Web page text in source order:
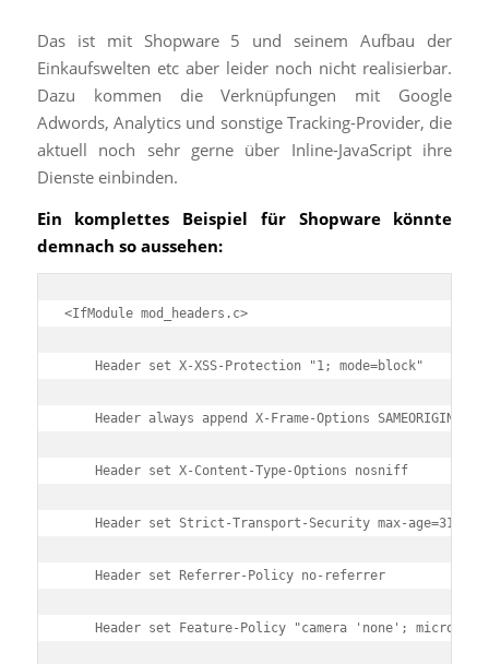
Das ist mit Shopware 5 und seinem Aufbau der
Einkaufswelten etc aber leider noch nicht realisierbar.
Dazu kommen die Verknüpfungen mit Google
Adwords, Analytics und sonstige Tracking-Provider, die
aktuell noch sehr gerne über Inline-JavaScript ihre
Dienste einbinden.
Ein komplettes Beispiel für Shopware könnte
demnach so aussehen:
<IfModule mod_headers.c>
    Header set X-XSS-Protection "1; mode=block"
    Header always append X-Frame-Options SAMEORIGIN
    Header set X-Content-Type-Options nosniff
Header set Strict-Transport-Security max-
    Header set Referrer-Policy no-referrer
Header set Feature-Policy "camera 'none';